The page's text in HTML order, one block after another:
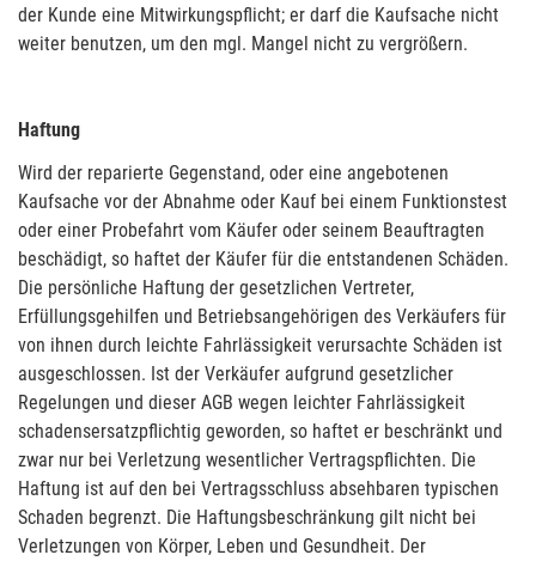
der Kunde eine Mitwirkungspflicht; er darf die Kaufsache nicht
weiter benutzen, um den mgl. Mangel nicht zu vergrößern.
Haftung
Wird der reparierte Gegenstand, oder eine angebotenen
Kaufsache vor der Abnahme oder Kauf bei einem Funktionstest
oder einer Probefahrt vom Käufer oder seinem Beauftragten
beschädigt, so haftet der Käufer für die entstandenen Schäden.
Die persönliche Haftung der gesetzlichen Vertreter,
Erfüllungsgehilfen und Betriebsangehörigen des Verkäufers für
von ihnen durch leichte Fahrlässigkeit verursachte Schäden ist
ausgeschlossen. Ist der Verkäufer aufgrund gesetzlicher
Regelungen und dieser AGB wegen leichter Fahrlässigkeit
schadensersatzpflichtig geworden, so haftet er beschränkt und
zwar nur bei Verletzung wesentlicher Vertragspflichten. Die
Haftung ist auf den bei Vertragsschluss absehbaren typischen
Schaden begrenzt. Die Haftungsbeschränkung gilt nicht bei
Verletzungen von Körper, Leben und Gesundheit. Der